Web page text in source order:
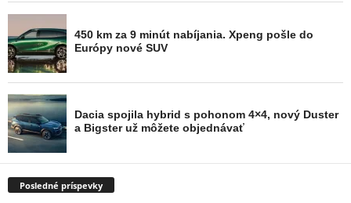
Posledné príspevky